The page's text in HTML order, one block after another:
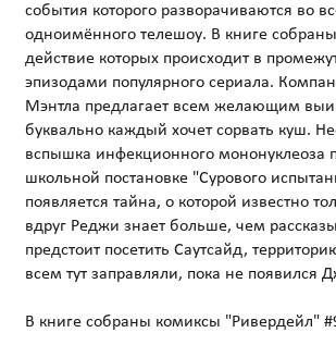
события которого разворачиваются во
одноимённого телешоу. В книге
действие которых происходит в
эпизодами популярного сериала.
Мэнтла предлагает всем желающим
буквально каждый хочет сорвать куш.
вспышка инфекционного мононуклеоза
школьной постановке "Сурового
появляется тайна, о которой известно
вдруг Реджи знает больше, чем
предстоит посетить Саутсайд,
всем тут заправляли, пока не появился